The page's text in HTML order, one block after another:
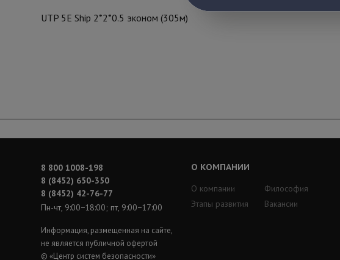
UTP 5E Ship 2*2*0.5 эконом (305м)
8 800 1008-198
8 (8452) 650-350
8 (8452) 42-76-77
Пн-чт, 9:00−18:00; пт, 9:00−17:00
Информация, размещенная на сайте,
не является публичной офертой
© «Центр систем безопасности»
О КОМПАНИИ
О компании
Этапы развития
Философия
Вакансии